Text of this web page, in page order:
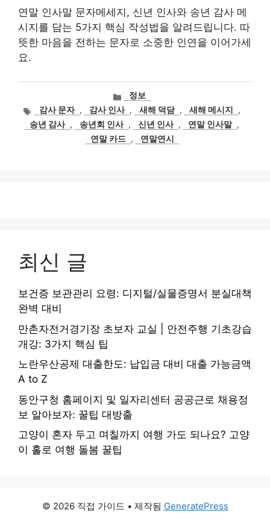
연말 인사말 문자메세지, 신년 인사와 송년 감사 메
시지를 담는 5가지 핵심 작성법을 알려드립니다. 따
뜻한 마음을 전하는 문자로 소중한 인연을 이어가세
요.
카
고
리
정보
태
그
감사 문자 , 감사 인사 , 새해 덕담 , 새해 메시지
,
송년 감사 , 송년회 인사 , 신년 인사 , 연말 인사말 ,
연말 카드 , 연말연시
최신 글
보건증 보관관리 요령: 디지털/실물증명서 분실대책
완벽 대비
만촌자전거경기장 초보자 교실 | 안전주행 기초강습
개강: 3가지 핵심 팁
노란우산공제 대출한도: 납입금 대비 대출 가능금액
A to Z
동안구청 홈페이지 및 일자리센터 공공근로 채용정
보 알아보자: 꿀팁 대방출
고양이 혼자 두고 며칠까지 여행 가도 되나요? 고양
이 홀로 여행 돌봄 꿀팁
© 2026 직접 가이드 • 제작됨 GeneratePress